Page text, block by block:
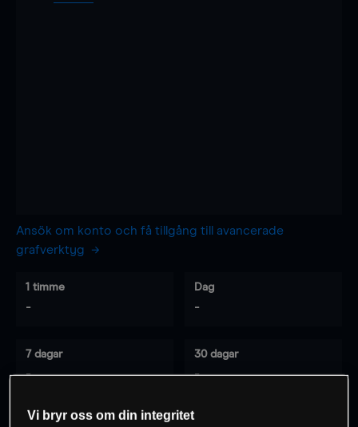
Ansök om konto och få tillgång till avancerade
grafverktyg
1 timme
-
Dag
-
7 dagar
-
30 dagar
-
Vi bryr oss om din integritet